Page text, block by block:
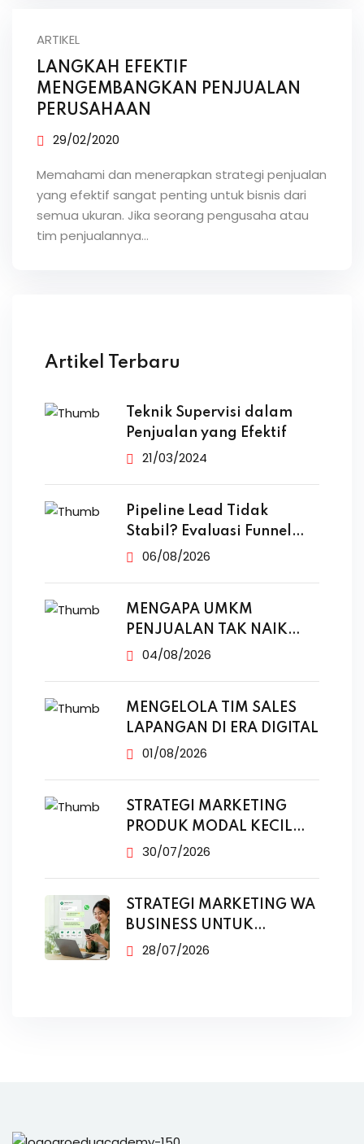
ARTIKEL
LANGKAH EFEKTIF
MENGEMBANGKAN PENJUALAN
PERUSAHAAN
29/02/2020
Memahami dan menerapkan strategi penjualan
yang efektif sangat penting untuk bisnis dari
semua ukuran. Jika seorang pengusaha atau
tim penjualannya…
Artikel Terbaru
Teknik Supervisi dalam
Penjualan yang Efektif
21/03/2024
Pipeline Lead Tidak
Stabil? Evaluasi Funnel
Marketing
06/08/2026
MENGAPA UMKM
PENJUALAN TAK NAIK
MESKI SUDAH
04/08/2026
MENGELOLA TIM SALES
LAPANGAN DI ERA DIGITAL
01/08/2026
STRATEGI MARKETING
PRODUK MODAL KECIL
TANPA IKLAN
30/07/2026
STRATEGI MARKETING WA
BUSINESS UNTUK
PENJUALAN
28/07/2026